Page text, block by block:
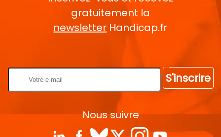
gratuitement la
newsletter Handicap.fr
S'inscrire
Nous suivre